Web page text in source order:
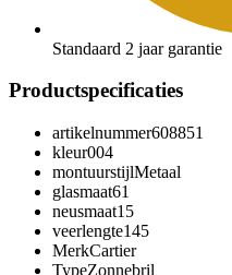
Standaard 2 jaar garantie
Productspecificaties
artikelnummer608851
kleur004
montuurstijlMetaal
glasmaat61
neusmaat15
veerlengte145
MerkCartier
TypeZonnebril